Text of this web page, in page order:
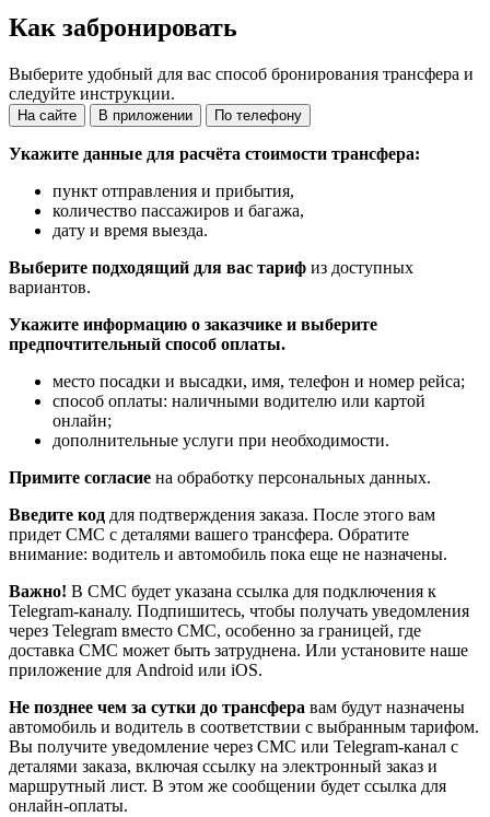
Как забронировать
Выберите удобный для вас способ бронирования трансфера и
следуйте инструкции.
На сайте В приложении По телефону
Укажите данные для расчёта стоимости трансфера:
пункт отправления и прибытия,
количество пассажиров и багажа,
дату и время выезда.
Выберите подходящий для вас тариф из доступных
вариантов.
Укажите информацию о заказчике и выберите
предпочтительный способ оплаты.
место посадки и высадки, имя, телефон и номер рейса;
способ оплаты: наличными водителю или картой
онлайн;
дополнительные услуги при необходимости.
Примите согласие на обработку персональных данных.
Введите код для подтверждения заказа. После этого вам
придет СМС с деталями вашего трансфера. Обратите
внимание: водитель и автомобиль пока еще не назначены.
Важно! В СМС будет указана ссылка для подключения к
Telegram-каналу. Подпишитесь, чтобы получать уведомления
через Telegram вместо СМС, особенно за границей, где
доставка СМС может быть затруднена. Или установите наше
приложение для Android или iOS.
Не позднее чем за сутки до трансфера вам будут назначены
автомобиль и водитель в соответствии с выбранным тарифом.
Вы получите уведомление через СМС или Telegram-канал с
деталями заказа, включая ссылку на электронный заказ и
маршрутный лист. В этом же сообщении будет ссылка для
онлайн-оплаты.